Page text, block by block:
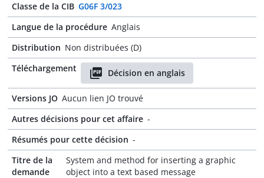
Classe de la CIB G06F 3/023
Langue de la procédure Anglais
Distribution Non distribuées (D)
Téléchargement
Décision en anglais
Versions JO Aucun lien JO trouvé
Autres décisions pour cet affaire -
Résumés pour cette décision -
Titre de la
demande
System and method for inserting a graphic
object into a text based message